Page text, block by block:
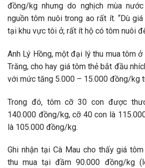
đồng/kg nhưng do nghịch mùa
nguồn tôm nuôi trong ao rất ít. “Dù
tại khu vực tôi ở, rất ít hộ có tôm nuôi
Anh Lý Hồng, một đại lý thu mua tôm ở
Trăng, cho hay giá tôm thẻ bắt đầu
với mức tăng 5.000 – 15.000 đồng/kg
Trong đó, tôm cỡ 30 con được
140.000 đồng/kg, cỡ 40 con là
là 105.000 đồng/kg.
Ghi nhận tại Cà Mau cho thấy giá
thu mua tại đầm 90.000 đồng/kg